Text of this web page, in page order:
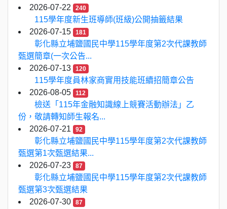
2026-07-22
240
115學年度新生班導師(班級)公開抽籤結果
2026-07-15
181
彰化縣立埔鹽國民中學115學年度第2次代課教師
甄選簡章(一次公告...
2026-07-13
120
115學年度員林家商實用技能班續招簡章公告
2026-08-05
112
檢送「115年金融知識線上競賽活動辦法」乙
份，敬請轉知師生報名...
2026-07-21
92
彰化縣立埔鹽國民中學115學年度第2次代課教師
甄選第1次甄選結果...
2026-07-23
87
彰化縣立埔鹽國民中學115學年度第2次代課教師
甄選第3次甄選結果
2026-07-30
87